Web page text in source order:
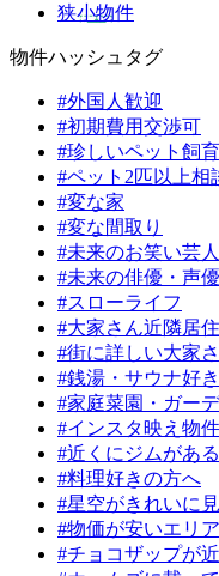
狭小物件
物件ハッシュタグ
#外国人歓迎
#初期費用交渉可
#珍しいペット飼
#ペット2匹以上相
#変な家
#変な間取り
#未来のお笑い芸
#未来の俳優・声
#スローライフ
#大家さん近隣居住
#街に詳しい大家
#銭湯・サウナ好
#家庭菜園・ガー
#インスタ映え物件
#近くにジムがあ
#料理好きの方へ
#星空がきれいに
#物価が安いエリア
#チョコザップが